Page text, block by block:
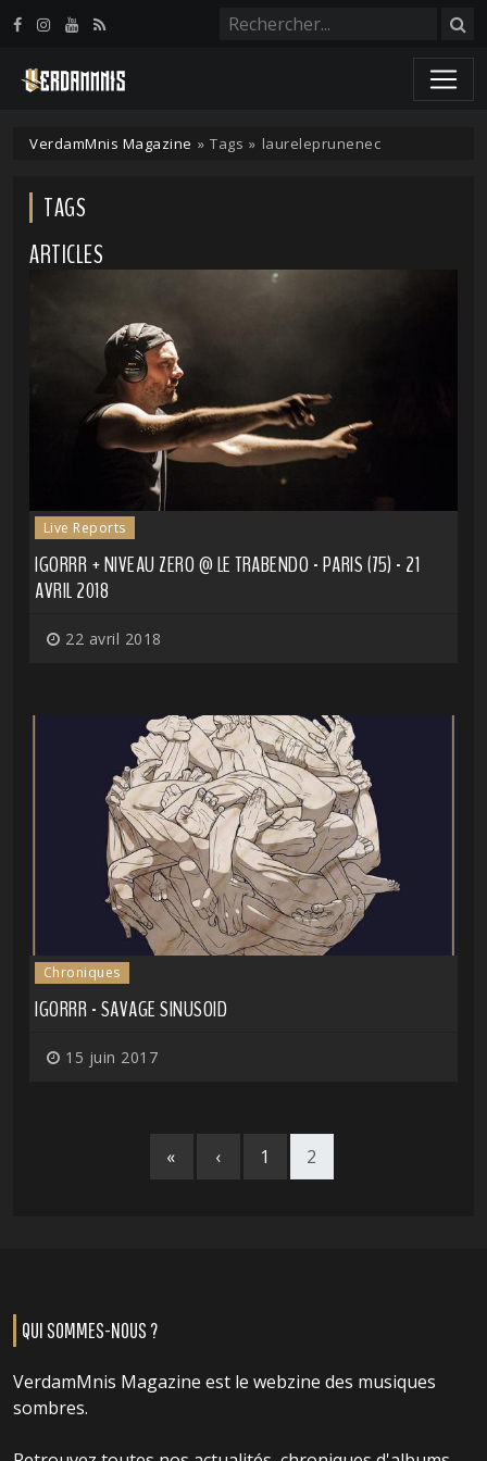
VerdamMnis Magazine » Tags » laureleprunenec
TAGS
ARTICLES
Live Reports
IGORRR + NIVEAU ZERO @ LE TRABENDO - PARIS (75) - 21
AVRIL 2018
22 avril 2018
Chroniques
IGORRR - SAVAGE SINUSOID
15 juin 2017
« ‹ 1 2
QUI SOMMES-NOUS ?
VerdamMnis Magazine est le webzine des musiques
sombres.
Panneau de gestion des cookies